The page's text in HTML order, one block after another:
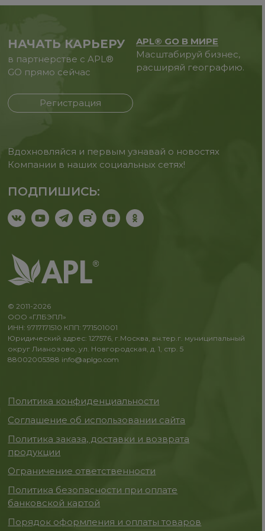
НАЧАТЬ КАРЬЕРУ
в партнерстве с APL®
GO прямо сейчас
Регистрация
APL® GO В МИРЕ
Масштабируй бизнес,
расширяй географию.
Вдохновляйся и первым узнавай о новостях
Компании в наших социальных сетях!
ПОДПИШИСЬ:
© 2011-2026
ООО «ГЛБЭПЛ»
ИНН: 9717171510 КПП: 771501001
Юридический адрес: 127576, г.Москва, вн.тер.г. муниципальный
округ Лианозово, ул. Новгородская, д. 1, стр. 5
88002005388 info@aplgo.com
Политика конфиденциальности
Соглашение об использовании сайта
Политика заказа, доставки и возврата
продукции
Ограничение ответственности
Политика безопасности при оплате
банковской картой
Порядок оформления и оплаты товаров